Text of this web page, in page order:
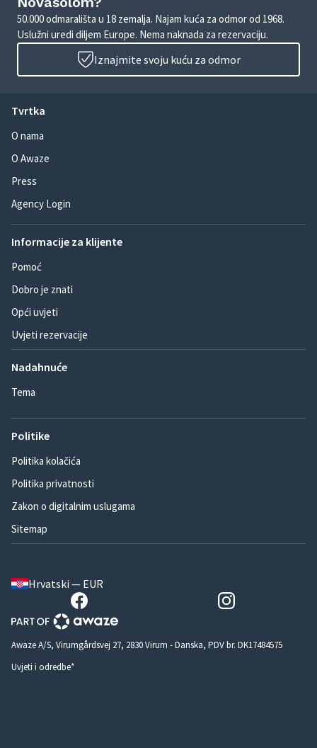
50.000 odmarališta u 18 zemalja. Najam kuća za odmor od 1968.
Uslužni uredi diljem Europe. Nema naknada za rezervaciju.
Iznajmite svoju kuću za odmor
Tvrtka
O nama
O Awaze
Press
Agency Login
Informacije za klijente
Pomoć
Dobro je znati
Opći uvjeti
Uvjeti rezervacije
Nadahnuće
Tema
Politike
Politika kolačića
Politika privatnosti
Zakon o digitalnim uslugama
Sitemap
Hrvatski — EUR
Awaze A/S, Virumgårdsvej 27, 2830 Virum - Danska, PDV br. DK17484575
Uvjeti i odredbe*